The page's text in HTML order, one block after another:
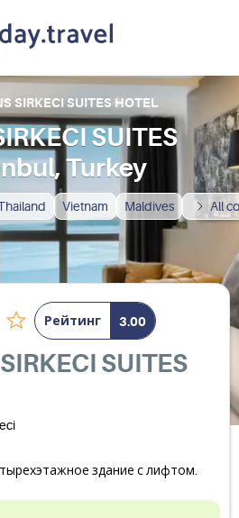
Vietnam Maldives All
SIRKECI SUITES HOTEL
SUITES
Turkey
Рейтинг 3.00
SUITES
здание с лифтом.